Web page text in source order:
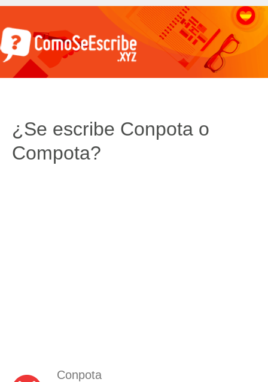
¿Se escribe Conpota o
Compota?
Conpota